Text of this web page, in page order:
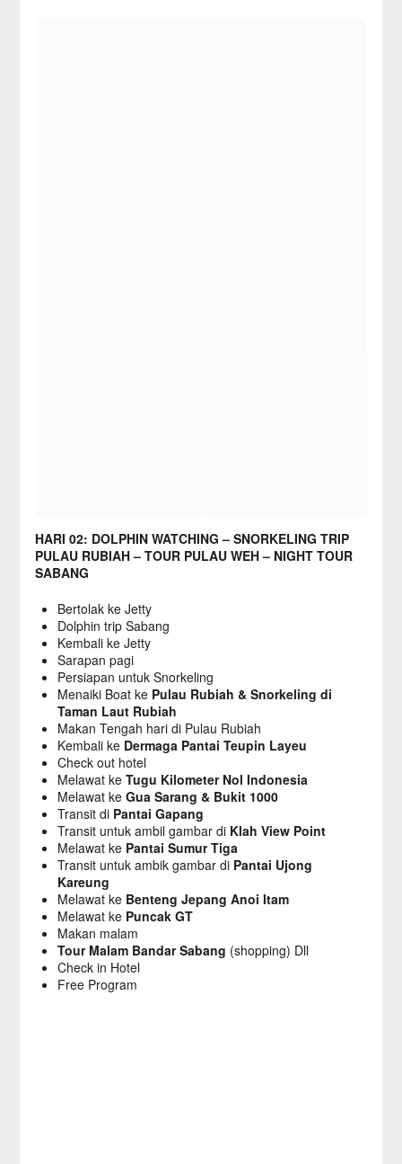
HARI 02: DOLPHIN WATCHING – SNORKELING TRIP
PULAU RUBIAH – TOUR PULAU WEH – NIGHT TOUR
SABANG
Bertolak ke Jetty
Dolphin trip Sabang
Kembali ke Jetty
Sarapan pagi
Persiapan untuk Snorkeling
Menaiki Boat ke Pulau Rubiah & Snorkeling di
Taman Laut Rubiah
Makan Tengah hari di Pulau Rubiah
Kembali ke Dermaga Pantai Teupin Layeu
Check out hotel
Melawat keTugu Kilometer Nol Indonesia
Melawat ke Gua Sarang & Bukit 1000
Transit di Pantai Gapang
Transit untuk ambil gambar di Klah View Point
Melawat ke Pantai Sumur Tiga
Transit untuk ambik gambar diPantai Ujong
Kareung
Melawat ke Benteng Jepang Anoi Itam
Melawat kePuncak GT
Makan malam
Tour Malam Bandar Sabang (shopping) Dll
Check in Hotel
Free Program